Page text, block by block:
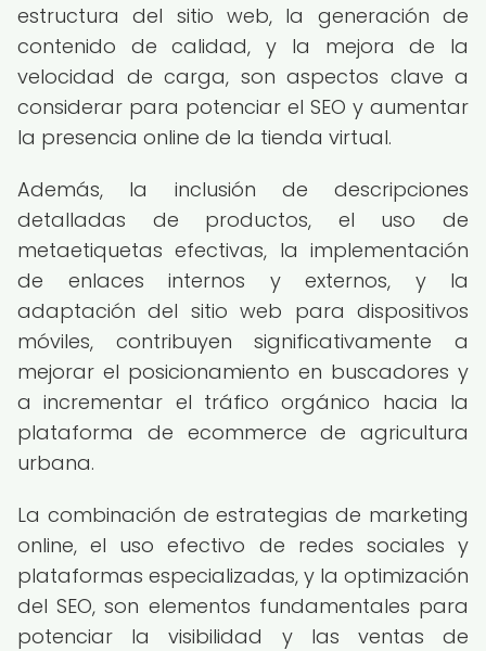
estructura del sitio web, la generación de
contenido de calidad, y la mejora de la
velocidad de carga, son aspectos clave a
considerar para potenciar el SEO y aumentar
la presencia online de la tienda virtual.
Además, la inclusión de descripciones
detalladas de productos, el uso de
metaetiquetas efectivas, la implementación
de enlaces internos y externos, y la
adaptación del sitio web para dispositivos
móviles, contribuyen significativamente a
mejorar el posicionamiento en buscadores y
a incrementar el tráfico orgánico hacia la
plataforma de ecommerce de agricultura
urbana.
La combinación de estrategias de marketing
online, el uso efectivo de redes sociales y
plataformas especializadas, y la optimización
del SEO, son elementos fundamentales para
potenciar la visibilidad y las ventas de